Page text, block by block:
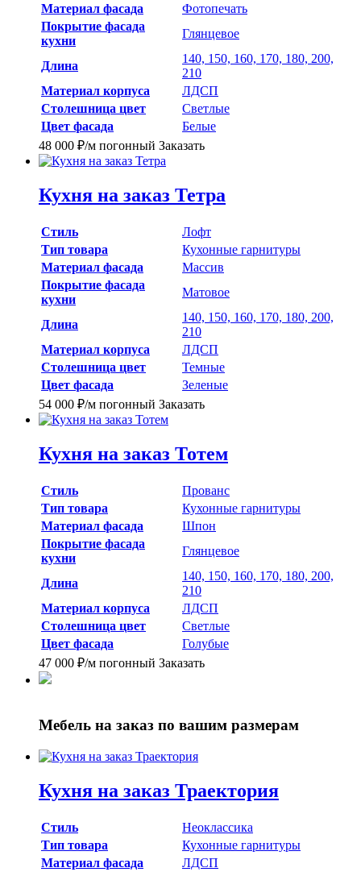
Материал фасада
Фотопечать
Покрытие фасада
кухни
Глянцевое
Длина
140, 150, 160, 170, 180, 200,
210
Материал корпуса
ЛДСП
Столешница цвет
Светлые
Цвет фасада
Белые
48 000 ₽/м погонный Заказать
Кухня на заказ Тетра
Стиль
Лофт
Тип товара
Кухонные гарнитуры
Материал фасада
Массив
Покрытие фасада
кухни
Матовое
Длина
140, 150, 160, 170, 180, 200,
210
Материал корпуса
ЛДСП
Столешница цвет
Темные
Цвет фасада
Зеленые
54 000 ₽/м погонный Заказать
Кухня на заказ Тотем
Стиль
Прованс
Тип товара
Кухонные гарнитуры
Материал фасада
Шпон
Покрытие фасада
кухни
Глянцевое
Длина
140, 150, 160, 170, 180, 200,
210
Материал корпуса
ЛДСП
Столешница цвет
Светлые
Цвет фасада
Голубые
47 000 ₽/м погонный Заказать
Мебель на заказ по вашим размерам
Кухня на заказ Траектория
Стиль
Неоклассика
Тип товара
Кухонные гарнитуры
Материал фасада
ЛДСП